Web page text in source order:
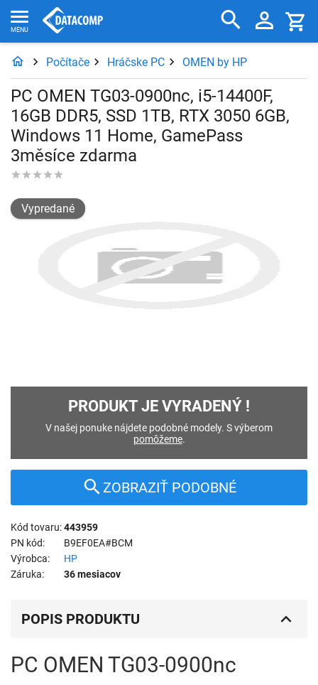
Počítače Hráčske PC OMEN by HP
PC OMEN TG03-0900nc, i5-14400F,
16GB DDR5, SSD 1TB, RTX 3050 6GB,
Windows 11 Home, GamePass
3měsíce zdarma
Vypredané
PRODUKT JE VYRADENÝ !
V našej ponuke nájdete podobné modely. S výberom
pomôžeme.
ZOBRAZIŤ PODOBNÉ
Kód tovaru 443959
PN kód
B9EF0EA#BCM
Výrobca
HP
Záruka
36 mesiacov
POPIS PRODUKTU
PC OMEN TG03-0900nc